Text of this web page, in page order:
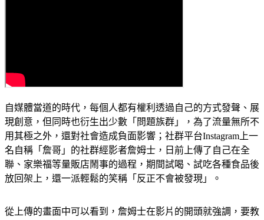
自媒體當道的時代，每個人都有權利透過自己的方式發聲、展
現創意，但同時也衍生出少數「問題族群」，為了流量無所不
用其極之外，還對社會造成負面影響；社群平台Instagram上一
名自稱「詹哥」的社群經影者詹姆士，日前上傳了自己在全
聯、家樂福等量販店鬧事的過程，期間試喝、試吃各種食品後